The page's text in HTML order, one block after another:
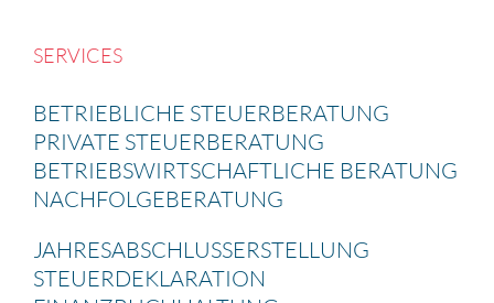
SERVICES
BETRIEB­LICHE STEUER­BE­RA­TUNG
PRIVATE STEUER­BE­RA­TUNG
BETRIEBS­WIRT­SCHAFT­LICHE BERATUNG
NACHFOL­GE­BE­RA­TUNG
JAHRES­AB­SCHLUSS­ERSTEL­LUNG
STEUER­DE­KLA­RA­TION